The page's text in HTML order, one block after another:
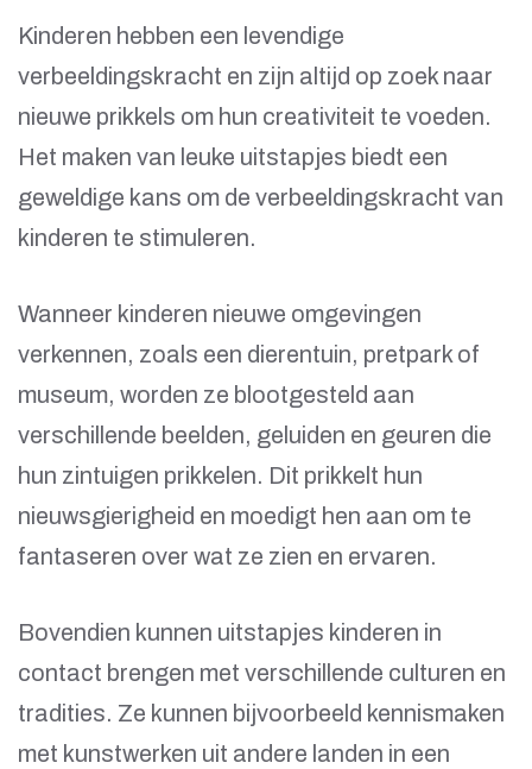
Kinderen hebben een levendige
verbeeldingskracht en zijn altijd op zoek naar
nieuwe prikkels om hun creativiteit te voeden.
Het maken van leuke uitstapjes biedt een
geweldige kans om de verbeeldingskracht van
kinderen te stimuleren.
Wanneer kinderen nieuwe omgevingen
verkennen, zoals een dierentuin, pretpark of
museum, worden ze blootgesteld aan
verschillende beelden, geluiden en geuren die
hun zintuigen prikkelen. Dit prikkelt hun
nieuwsgierigheid en moedigt hen aan om te
fantaseren over wat ze zien en ervaren.
Bovendien kunnen uitstapjes kinderen in
contact brengen met verschillende culturen en
tradities. Ze kunnen bijvoorbeeld kennismaken
met kunstwerken uit andere landen in een